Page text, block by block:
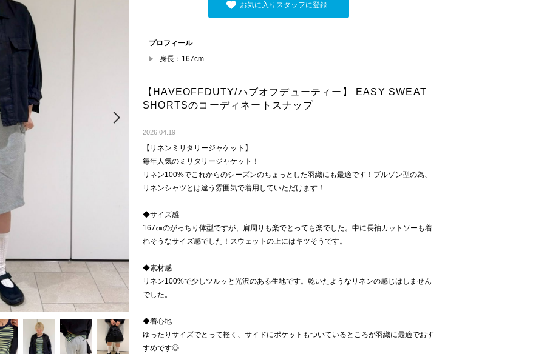
お気に入りスタッフに登録
プロフィール
身長：167cm
【HAVEOFFDUTY/ハブオフデューティー】 EASY SWEAT
SHORTSのコーディネートスナップ
2026.04.19
【リネンミリタリージャケット】
毎年人気のミリタリージャケット！
リネン100%でこれからのシーズンのちょっとした羽織にも最適です！ブルゾン型の為、
リネンシャツとは違う雰囲気で着用していただけます！
◆サイズ感
167㎝のがっちり体型ですが、肩周りも楽でとっても楽でした。中に長袖カットソーも着
れそうなサイズ感でした！スウェットの上にはキツそうです。
◆素材感
リネン100%で少しツルッと光沢のある生地です。乾いたようなリネンの感じはしません
でした。
◆着心地
ゆったりサイズでとって軽く、サイドにポケットもついているところが羽織に最適でおす
すめです◎